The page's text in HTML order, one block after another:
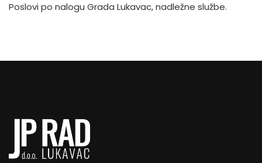
Poslovi po nalogu Grada Lukavac, nadležne službe.